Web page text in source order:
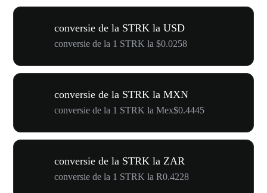
conversie de la STRK la USD
conversie de la 1 STRK la $0.0258
conversie de la STRK la MXN
conversie de la 1 STRK la Mex$0.4445
conversie de la STRK la ZAR
conversie de la 1 STRK la R0.4228